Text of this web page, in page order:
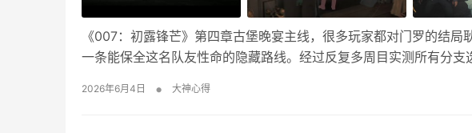
《007：初露锋芒》第四章古堡晚宴主线，很多玩家都对门罗的结
一条能保全这名队友性命的隐藏路线。经过反复多周目实测所有分
2026年6月4日 • 大神心得